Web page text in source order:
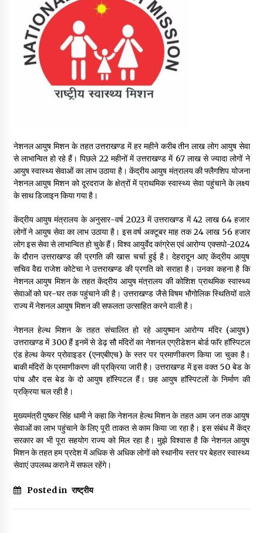
May 16, 2022
Thought Of The Day 14 May
May 14, 2022
Thought Of The Day 13 May
Thought Of The Day 12 May
May 12, 2022
May 11, 2022
Thought Of The Day 10 May
May 10, 2022
May 9, 2022
नेशनल आयुष मिशन के तहत उत्तराखण्ड में हर महीने करीब तीन लाख लोग आयुष सेवा
से लाभान्वित हो रहे हैं। पिछले 22 महीनों में उत्तराखण्ड में 67 लाख से ज्यादा लोगों ने
आयुष स्वास्थ्य सेवाओं का लाभ उठाया है। केंद्रीय आयुष मंत्रालय की फ्लैगशिप योजना
नेशनल आयुष मिशन को दूरदराज के क्षेत्रों में प्राथमिक स्वास्थ्य सेवा पहुंचाने के लक्ष्य
के साथ डिजाइन किया गया है।
केंद्रीय आयुष मंत्रालय के अनुसार-वर्ष 2023 में उत्तराखण्ड में 42 लाख 64 हजार
लोगों ने आयुष सेवा का लाभ उठाया है। इस वर्ष अक्टूबर माह तक 24 लाख 56 हजार
लोग इस सेवा से लाभान्वित हो चुके हैं। विश्व आयुर्वेद कांग्रेस एवं आरोग्य एक्सपो-2024
के दौरान उत्तराखण्ड की प्रगति की खास चर्चा हुई है। देहरादून आए केंद्रीय आयुष
सचिव वैद्य राजेश कोटेचा ने उत्तराखण्ड की प्रगति को सराहा है। उनका कहना है कि
नेशनल आयुष मिशन के तहत केंद्रीय आयुष मंत्रालय की कोशिश प्राथमिक स्वास्थ्य
सेवाओं को घर-घर तक पहुंचाने की है। उत्तराखण्ड जैसे विषम भौगोलिक स्थितियों वाले
राज्य में नेशनल आयुष मिशन की सफलता उत्साहित करने वाली है।
नेशनल हेल्थ मिशन के तहत संचालित हो रहे आयुष्मान आरोग्य मंदिर (आयुष)
उत्तराखण्ड में 300 हैं इनमें से डेढ़ सौ मंदिरों का नेशनल एग्रीडेशन बोर्ड फाॅर हाॅस्पिटल
एंड हेल्थ केयर प्रोवाइडर (एनएबीएच) के स्तर पर प्रमाणीकरण किया जा चुका है।
बाकी मंदिरों के प्रमाणीकरण की प्रक्रिया जारी है। उत्तराखण्ड में इस वक्त 50 बेड के
पांच और दस बेड के दो आयुष हाॅस्पिटल हैं। छह आयुष हाॅस्पिटलों के निर्माण की
प्रक्रिया चल रही है।
मुख्यमंत्री पुष्कर सिंह धामी ने कहा कि नेशनल हेल्थ मिशन के तहत आम जन तक आयुष
सेवाओं का लाभ पहुंचाने के लिए पूरी ताकत से काम किया जा रहा है। इस संबंध मेें केंद्र
सरकार का भी पूरा सहयोग राज्य को मिल रहा है। मुझे विश्वास है कि नेशनल आयुष
मिशन के तहत हम प्रदेश में अधिक से अधिक लोगों को स्थानीय स्तर पर बेहतर स्वास्थ्य
सेवाएं उपलब्ध कराने में सफल रहेंगे।
Posted in राष्ट्रीय